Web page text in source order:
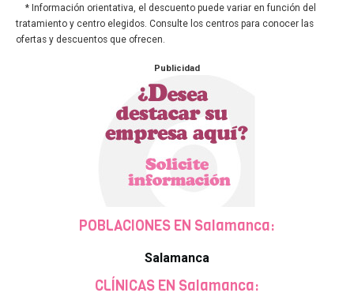
* Información orientativa, el descuento puede variar en función del
tratamiento y centro elegidos. Consulte los centros para conocer las
ofertas y descuentos que ofrecen.
Publicidad
POBLACIONES EN Salamanca:
Salamanca
CLÍNICAS EN Salamanca: